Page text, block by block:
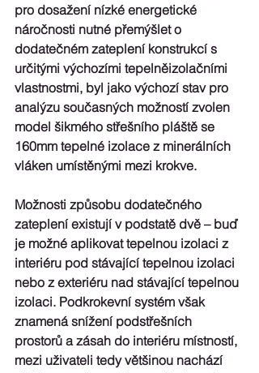
pro dosažení nízké energetické
náročnosti nutné přemýšlet o
dodatečném zateplení konstrukcí s
určitými výchozími tepelněizolačními
vlastnostmi, byl jako výchozí stav pro
analýzu současných možností zvolen
model šikmého střešního pláště se
160mm tepelné izolace z minerálních
vláken umístěnými mezi krokve.
Možnosti způsobu dodatečného
zateplení existují v podstatě dvě – buď
je možné aplikovat tepelnou izolaci z
interiéru pod stávající tepelnou izolaci
nebo z exteriéru nad stávající tepelnou
izolaci. Podkrokevní systém však
znamená snížení podstřešních
prostorů a zásah do interiéru místností,
mezi uživateli tedy většinou nachází